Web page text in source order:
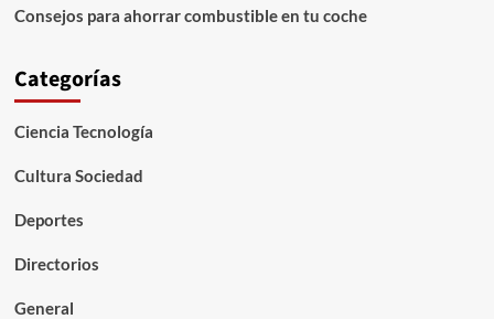
Consejos para ahorrar combustible en tu coche
Categorías
Ciencia Tecnología
Cultura Sociedad
Deportes
Directorios
General